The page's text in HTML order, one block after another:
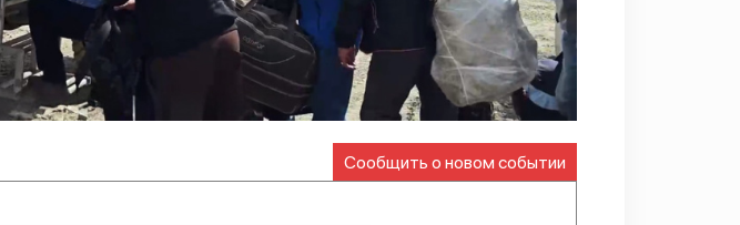
Сообщить о новом событии